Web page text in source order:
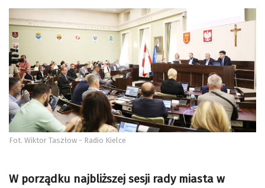
Fot. Wiktor Taszłow - Radio Kielce
W porządku najbliższej sesji rady miasta w